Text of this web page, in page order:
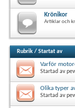
Krönikor
Artiklar och
Rubrik / Startat av
Varför
Startad av
Olika typer
Startad av